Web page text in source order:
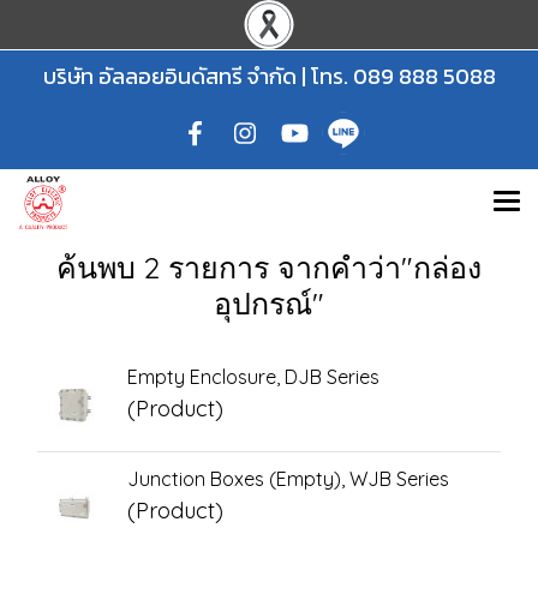
บริษัท อัลลอยอินดัสทรี จำกัด | โทร. 089 888 5088
ค้นพบ 2 รายการ จากคำว่า"กล่อง
อุปกรณ์"
Empty Enclosure, DJB Series
(Product)
Junction Boxes (Empty), WJB Series
(Product)